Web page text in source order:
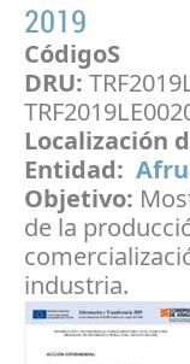
2019
CódigoS
DRU:
Localización
Entidad:
Objetivo:
de la
industria.